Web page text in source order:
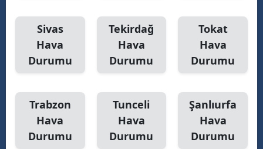
Sivas
Hava
Durumu
Tekirdağ
Hava
Durumu
Tokat
Hava
Durumu
Trabzon
Hava
Durumu
Tunceli
Hava
Durumu
Şanlıurfa
Hava
Durumu